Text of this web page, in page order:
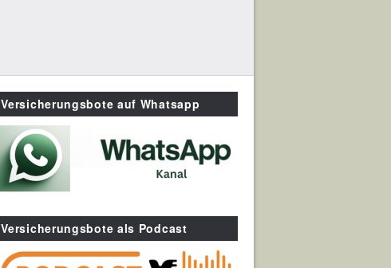
Versicherungsbote auf Whatsapp
Versicherungsbote als Podcast